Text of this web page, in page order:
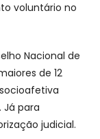
voluntário no
Nacional de
de 12
para
judicial.